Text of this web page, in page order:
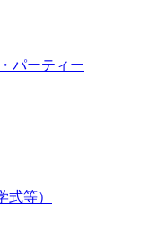
パーティー
等）